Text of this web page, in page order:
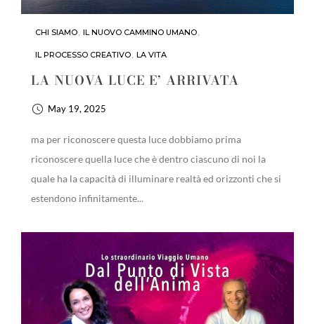
CHI SIAMO IL NUOVO CAMMINO UMANO
IL PROCESSO CREATIVO LA VITA
LA NUOVA LUCE E’ ARRIVATA
May 19, 2025
ma per riconoscere questa luce dobbiamo prima
riconoscere quella luce che è dentro ciascuno di noi la
quale ha la capacità di illuminare realtà ed orizzonti che si
estendono infinitamente...